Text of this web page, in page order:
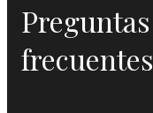
Preguntas
frecuentes